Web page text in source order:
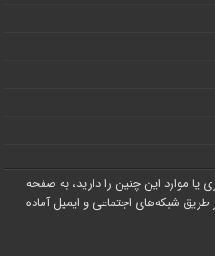
یا موارد این چنین را دارید، به صفحه
طریق شبکه‌های اجتماعی و ایمیل آماده